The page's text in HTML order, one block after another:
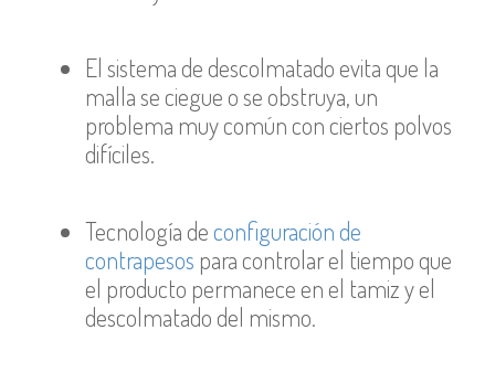
El sistema de descolmatado evita que la
malla se ciegue o se obstruya, un
problema muy común con ciertos polvos
difíciles.
Tecnología de configuración de
contrapesos para controlar el tiempo que
el producto permanece en el tamiz y el
descolmatado del mismo.